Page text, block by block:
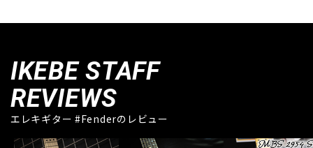
IKEBE STAFF
REVIEWS
エレキギター #Fenderのレビュー